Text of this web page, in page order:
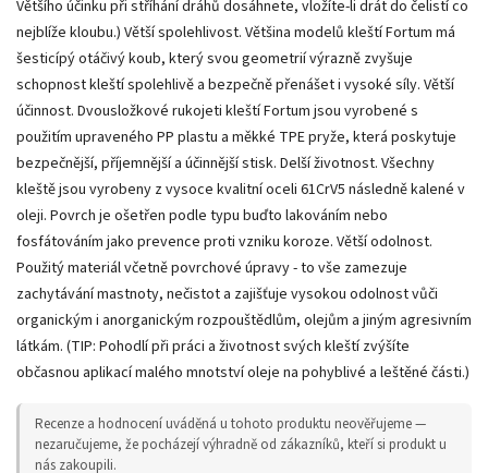
Většího účinku při stříhání dráhů dosáhnete, vložíte-li drát do čelistí co
nejblíže kloubu.) Větší spolehlivost. Většina modelů kleští Fortum má
šesticípý otáčivý koub, který svou geometrií výrazně zvyšuje
schopnost kleští spolehlivě a bezpečně přenášet i vysoké síly. Větší
účinnost. Dvousložkové rukojeti kleští Fortum jsou vyrobené s
použitím upraveného PP plastu a měkké TPE pryže, která poskytuje
bezpečnější, příjemnější a účinnější stisk. Delší životnost. Všechny
kleště jsou vyrobeny z vysoce kvalitní oceli 61CrV5 následně kalené v
oleji. Povrch je ošetřen podle typu buďto lakováním nebo
fosfátováním jako prevence proti vzniku koroze. Větší odolnost.
Použitý materiál včetně povrchové úpravy - to vše zamezuje
zachytávání mastnoty, nečistot a zajišťuje vysokou odolnost vůči
organickým i anorganickým rozpouštědlům, olejům a jiným agresivním
látkám. (TIP: Pohodlí při práci a životnost svých kleští zvýšíte
občasnou aplikací malého mnotství oleje na pohyblivé a leštěné části.)
Recenze a hodnocení uváděná u tohoto produktu neověřujeme —
nezaručujeme, že pocházejí výhradně od zákazníků, kteří si produkt u
nás zakoupili.